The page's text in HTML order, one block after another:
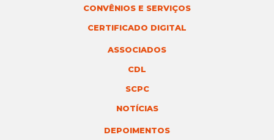
CONVÊNIOS E SERVIÇOS
CERTIFICADO DIGITAL
ASSOCIADOS
CDL
SCPC
NOTÍCIAS
DEPOIMENTOS